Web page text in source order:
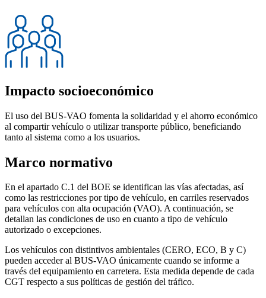
Impacto socioeconómico
El uso del BUS-VAO fomenta la solidaridad y el ahorro económico
al compartir vehículo o utilizar transporte público, beneficiando
tanto al sistema como a los usuarios.
Marco normativo
En el apartado C.1 del BOE se identifican las vías afectadas, así
como las restricciones por tipo de vehículo, en carriles reservados
para vehículos con alta ocupación (VAO). A continuación, se
detallan las condiciones de uso en cuanto a tipo de vehículo
autorizado o excepciones.
Los vehículos con distintivos ambientales (CERO, ECO, B y C)
pueden acceder al BUS-VAO únicamente cuando se informe a
través del equipamiento en carretera. Esta medida depende de cada
CGT respecto a sus políticas de gestión del tráfico.